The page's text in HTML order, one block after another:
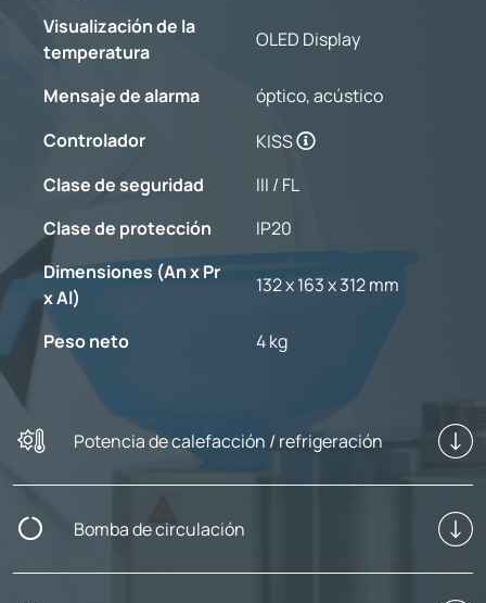
Visualización de la
temperatura
OLED Display
Mensaje de alarma
óptico, acústico
Controlador
KISS
Clase de seguridad
III / FL
Clase de protección
IP20
Dimensiones (An x Pr
x Al)
132 x 163 x 312 mm
Peso neto 4 kg
Potencia de calefacción / refrigeración
Bomba de circulación